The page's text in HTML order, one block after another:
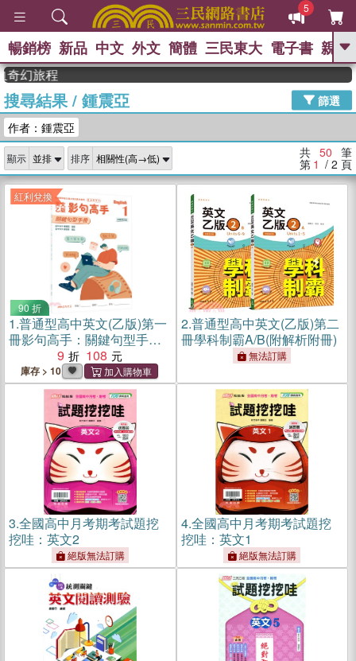
5
GO
高希均教授回憶錄
、 The Odyssey 、 父親節 、 如果歷
獎 臺灣漫遊錄 、 方念華 、 台灣的李
登輝時代
數學女孩：黎曼猜想 、
偉大的迷走神經
暢銷榜 新品 中文 外文 簡體 三民東大 電子書 親子
程
搜尋結果/ 鍾震亞
篩選
作者：鍾震亞
顯示 排序 共 50 筆
第 1 / 2 頁
紅利兌換
90 折
1.普通型高中英文(乙版)第一
冊影句高手：關鍵句型手冊
(附解析夾冊)
9 108
庫存 > 10
2.普通型高中英文(乙版)第二
冊學科制霸A/B(附解析附冊)
無法訂購
3.全國高中月考期考試題挖
挖哇：英文2
絕版無法訂購
4.全國高中月考期考試題挖
挖哇：英文1
絕版無法訂購